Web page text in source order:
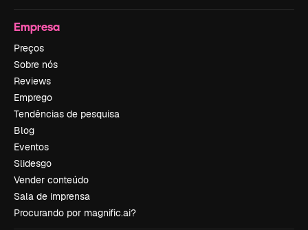
Empresa
Preços
Sobre nós
Reviews
Emprego
Tendências de pesquisa
Blog
Eventos
Slidesgo
Vender conteúdo
Sala de imprensa
Procurando por magnific.ai?